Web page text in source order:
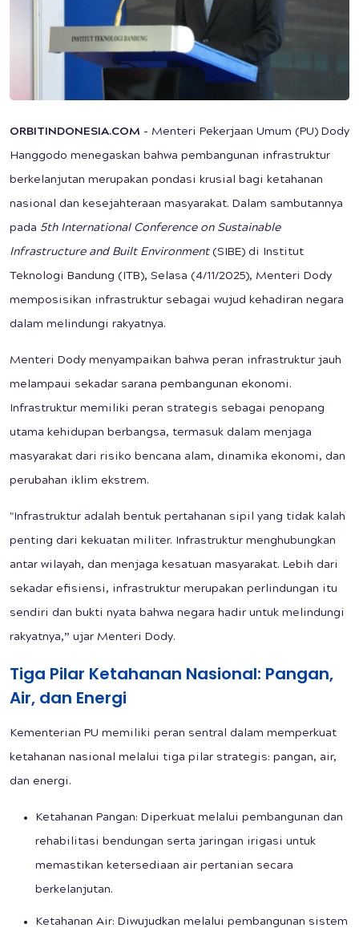
ORBITINDONESIA.COM - Menteri Pekerjaan Umum (PU) Dody
Hanggodo menegaskan bahwa pembangunan infrastruktur
berkelanjutan merupakan pondasi krusial bagi ketahanan
nasional dan kesejahteraan masyarakat. Dalam sambutannya
pada 5th International Conference on Sustainable
Infrastructure and Built Environment(SIBE) di Institut
Teknologi Bandung (ITB), Selasa (4/11/2025), Menteri Dody
memposisikan infrastruktur sebagai wujud kehadiran negara
dalam melindungi rakyatnya.
Menteri Dody menyampaikan bahwa peran infrastruktur jauh
melampaui sekadar sarana pembangunan ekonomi.
Infrastruktur memiliki peran strategis sebagai penopang
utama kehidupan berbangsa, termasuk dalam menjaga
masyarakat dari risiko bencana alam, dinamika ekonomi, dan
perubahan iklim ekstrem.
"Infrastruktur adalah bentuk pertahanan sipil yang tidak kalah
penting dari kekuatan militer. Infrastruktur menghubungkan
antar wilayah, dan menjaga kesatuan masyarakat. Lebih dari
sekadar efisiensi, infrastruktur merupakan perlindungan itu
sendiri dan bukti nyata bahwa negara hadir untuk melindungi
rakyatnya,” ujar Menteri Dody.
Tiga Pilar Ketahanan Nasional: Pangan,
Air, dan Energi
Kementerian PU memiliki peran sentral dalam memperkuat
ketahanan nasional melalui tiga pilar strategis: pangan, air,
dan energi.
Ketahanan Pangan: Diperkuat melalui pembangunan dan
rehabilitasi bendungan serta jaringan irigasi untuk
memastikan ketersediaan air pertanian secara
berkelanjutan.
Ketahanan Air: Diwujudkan melalui pembangunan sistem